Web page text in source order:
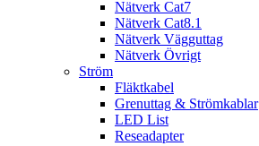
Nätverk Cat7
Nätverk Cat8.1
Nätverk Vägguttag
Nätverk Övrigt
Ström
Fläktkabel
Grenuttag & Strömkablar
LED List
Reseadapter